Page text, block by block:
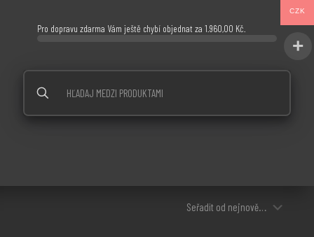
Pro dopravu zdarma Vám ještě chybí objednat za 1.960,00 Kč
CZK